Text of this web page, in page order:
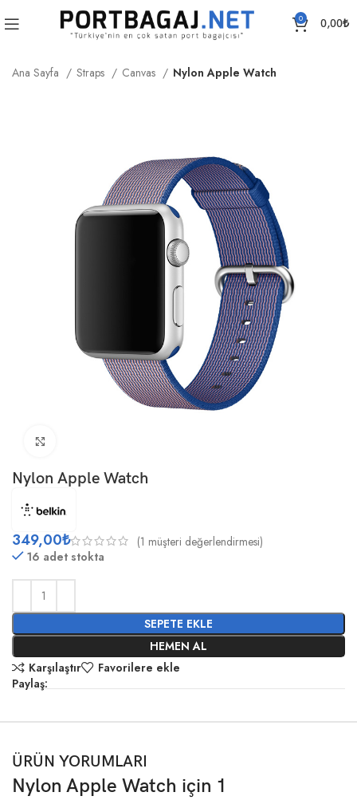
0 0,00₺
Ana Sayfa Straps Canvas Nylon Apple Watch
Nylon Apple Watch
349,00₺ (1 müşteri değerlendirmesi)
16 adet stokta
SEPETE EKLE
HEMEN AL
Karşılaştır
Favorilere ekle
Paylaş:
ÜRÜN YORUMLARI
Nylon Apple Watch için 1